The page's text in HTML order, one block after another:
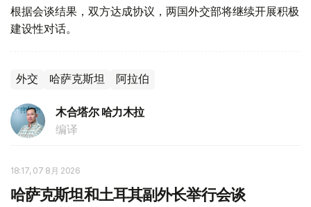
根据会谈结果，双方达成协议，两国外交部将继续开展积极
建设性对话。
外交 哈萨克斯坦 阿拉伯
木合塔尔 哈力木拉
编译
18:17, 07 8月 2026
哈萨克斯坦和土耳其副外长举行会谈